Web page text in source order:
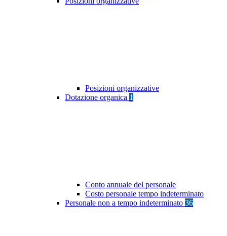
Posizioni organizzative
Dotazione organica 1
Conto annuale del personale
Costo personale tempo indeterminato
Personale non a tempo indeterminato 36